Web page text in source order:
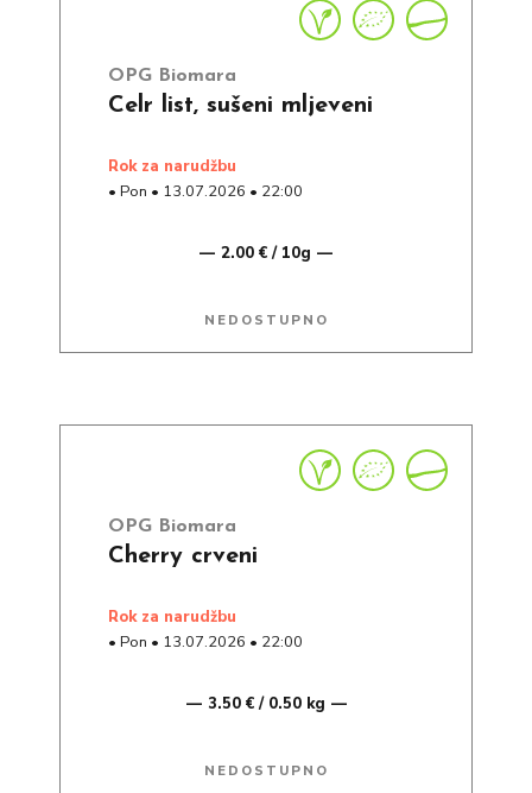
OPG Biomara
Celr list, sušeni mljeveni
rok za narudžbu
• Pon • 13.07.2026 • 22:00
2.00 € / 10g
NEDOSTUPNO
OPG Biomara
Cherry crveni
rok za narudžbu
• Pon • 13.07.2026 • 22:00
3.50 € / 0.50 kg
NEDOSTUPNO